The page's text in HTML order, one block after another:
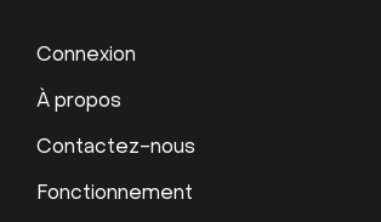
Connexion
À propos
Contactez-nous
Fonctionnement